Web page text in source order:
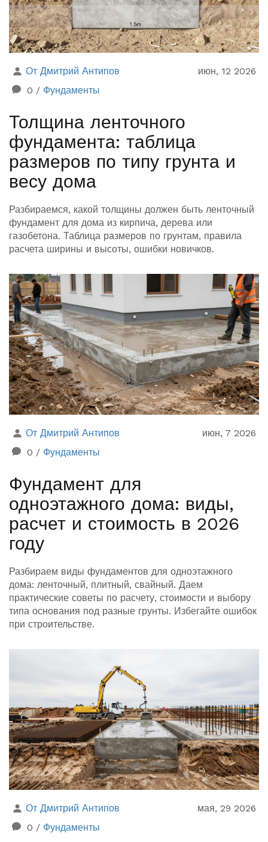
От Дмитрий Антипов
июн, 12 2026
0 / Фундаменты
Толщина ленточного
фундамента: таблица
размеров по типу грунта и
весу дома
Разбираемся, какой толщины должен быть ленточный
фундамент для дома из кирпича, дерева или
газобетона. Таблица размеров по грунтам, правила
расчета ширины и высоты, ошибки новичков.
От Дмитрий Антипов
июн, 7 2026
0 / Фундаменты
Фундамент для
одноэтажного дома: виды,
расчет и стоимость в 2026
году
Разбираем виды фундаментов для одноэтажного
дома: ленточный, плитный, свайный. Даем
практические советы по расчету, стоимости и выбору
типа основания под разные грунты. Избегайте ошибок
при строительстве.
От Дмитрий Антипов
мая, 29 2026
0 / Фундаменты